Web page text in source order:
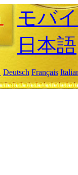
モバ
日本語
Deutsch Français